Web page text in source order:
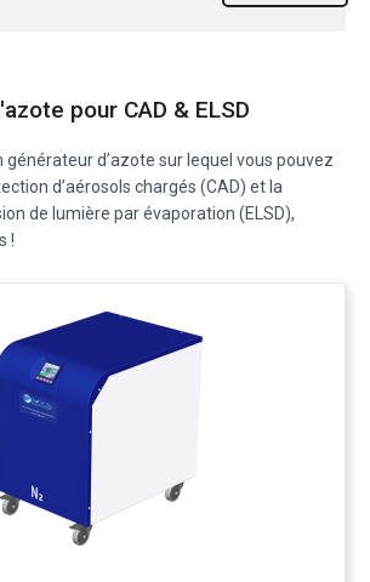
pour CAD & ELSD
générateur d’azote sur lequel vous pouvez
d’aérosols chargés (CAD) et la
de lumière par évaporation (ELSD),
!